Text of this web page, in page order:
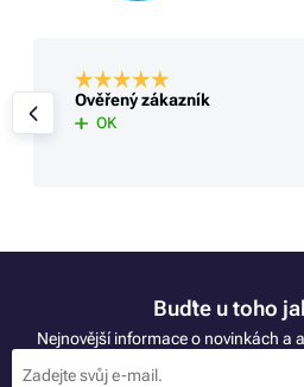
Ověřený zákazník
OK
Buďte u toho
Nejnovější informace o novinkách a